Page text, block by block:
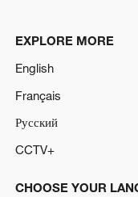
EXPLORE MORE
English
Français
Русский
CCTV+
CHOOSE YOUR